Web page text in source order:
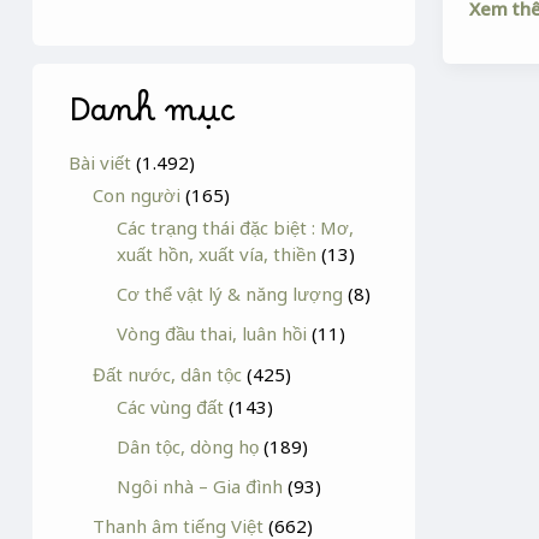
Danh mục
Bài viết (1.492)
Con người (165)
Các trạng thái đặc biệt : Mơ,
xuất hồn, xuất vía, thiền (13)
Cơ thể vật lý & năng lượng (8)
Vòng đầu thai, luân hồi (11)
Đất nước, dân tộc (425)
Các vùng đất (143)
Dân tộc, dòng họ (189)
Ngôi nhà – Gia đình (93)
Thanh âm tiếng Việt (662)
Xem